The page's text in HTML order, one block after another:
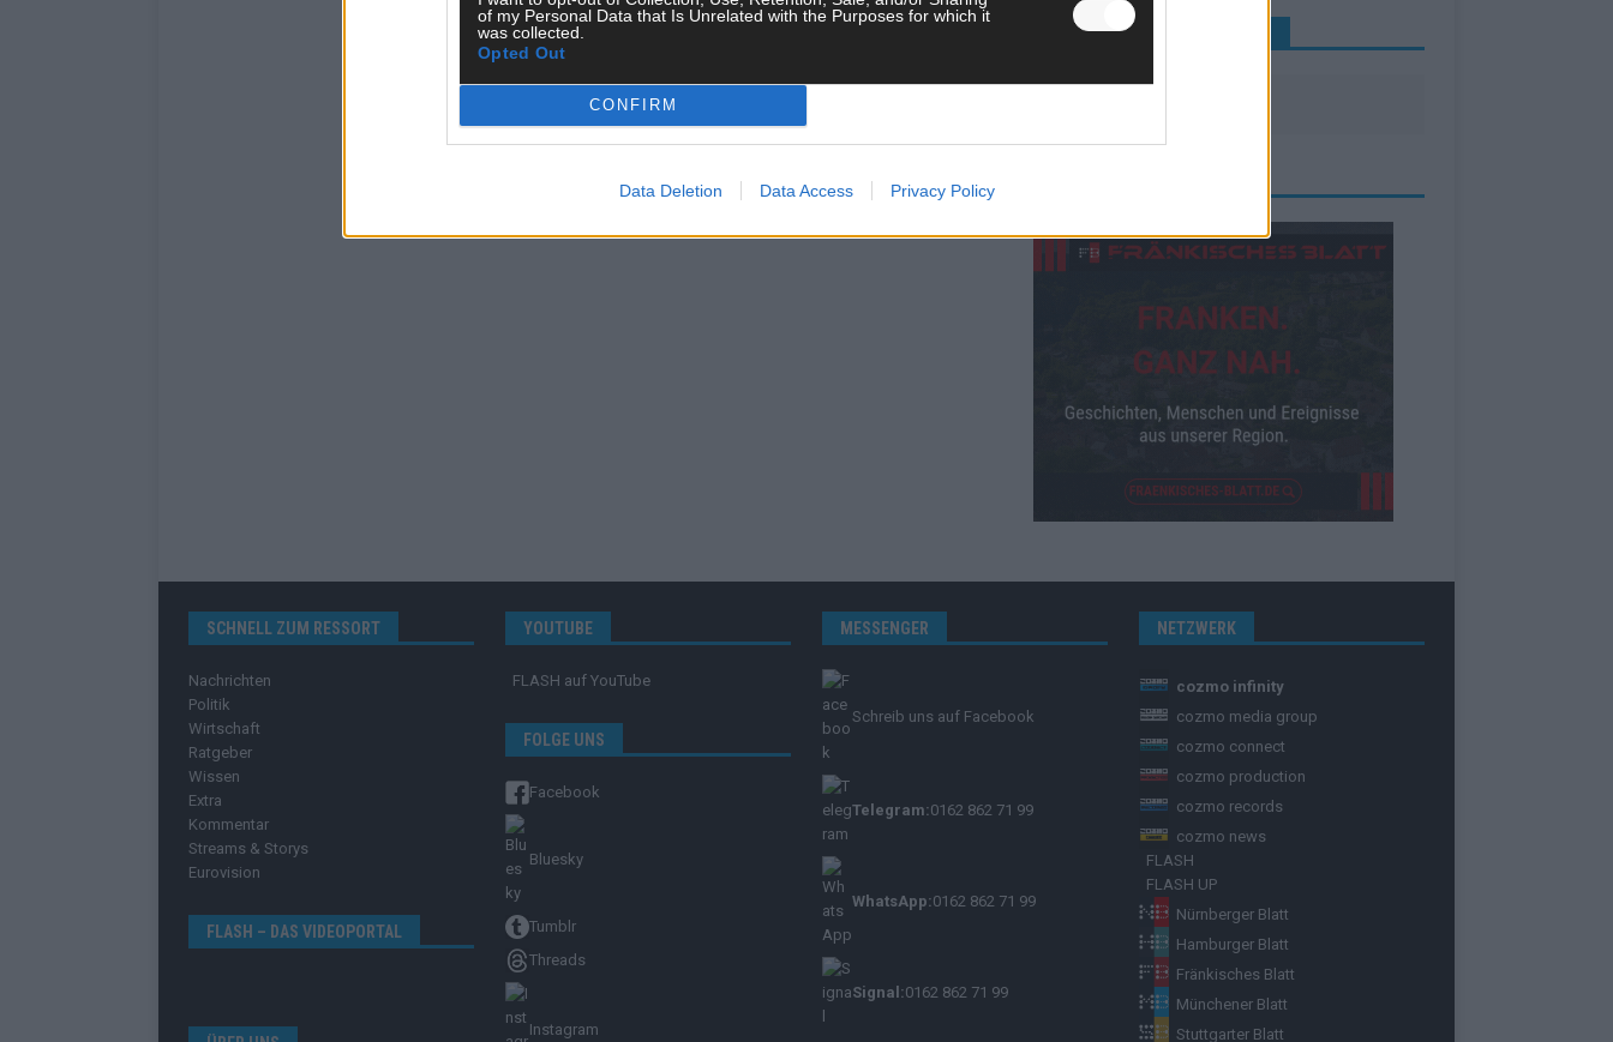
of my Personal Data that Is Unrelated with the Purposes for which it
was collected.
Opted Out
CONFIRM
Data Deletion Data Access Privacy Policy
KEINE NEWS MEHR VERPASSEN
SCHNELL ZUM RESSORT
Nachrichten
Politik
Wirtschaft
Ratgeber
Wissen
Extra
Kommentar
Streams & Storys
Eurovision
FLASH – DAS VIDEOPORTAL
YOUTUBE
FLASH auf YouTube
FOLGE UNS
Facebook
Bluesky
Tumblr
Threads
Instagram
MESSENGER
Schreib uns auf Facebook
Telegram:0162 862 71 99
WhatsApp:0162 862 71 99
Signal:0162 862 71 99
NETZWERK
cozmo infinity
cozmo media group
cozmo connect
cozmo production
cozmo records
cozmo news
FLASH
FLASH UP
Nürnberger Blatt
Hamburger Blatt
Fränkisches Blatt
Münchener Blatt
Stuttgarter Blatt